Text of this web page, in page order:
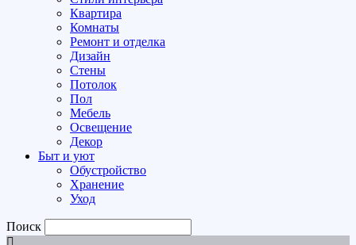
Квартира
Комнаты
Ремонт и отделка
Дизайн
Стены
Потолок
Пол
Мебель
Освещение
Декор
Быт и уют
Обустройство
Хранение
Уход
Поиск